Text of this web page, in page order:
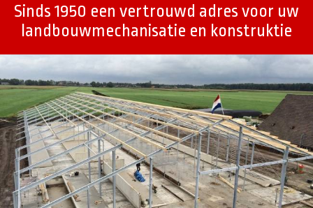
Sinds 1950 een vertrouwd adres voor uw
landbouwmechanisatie en konstruktie